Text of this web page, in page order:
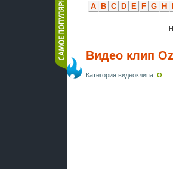
A B C D E F G H
Видео клип
Категория видеоклипа: O